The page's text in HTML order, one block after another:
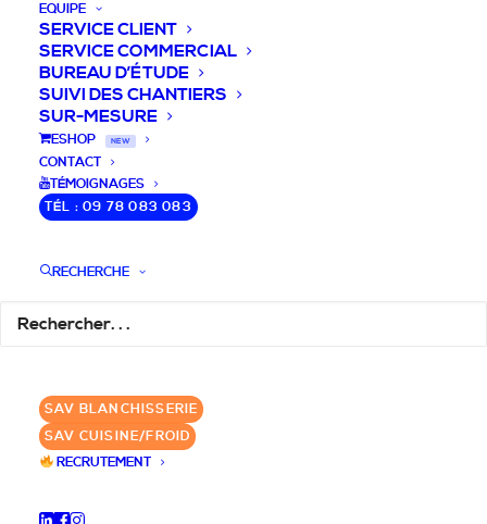
EQUIPE
SERVICE CLIENT
SERVICE COMMERCIAL
BUREAU D’ÉTUDE
SUIVI DES CHANTIERS
SUR-MESURE
ESHOP NEW
CONTACT
TÉMOIGNAGES
TÉL : 09 78 083 083
RECHERCHE
SAV BLANCHISSERIE
SAV CUISINE/FROID
RECRUTEMENT
DEVIS / CONSEILS /
QUESTIONS
votre projet de blanchisserie intégrée!
✆ 09 78 083 083